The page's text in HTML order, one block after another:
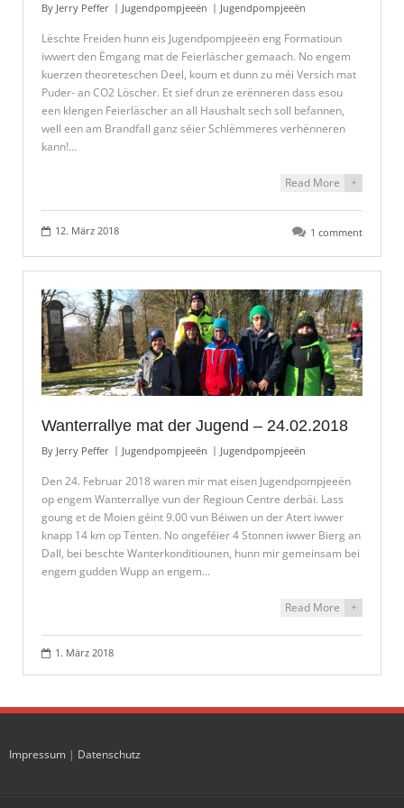
By Jerry Peffer Jugendpompjeeën Jugendpompjeeën
Lëschte Freiden hunn eis Jugendpompjeeën eng Formatioun
iwwert den Ëmgang mat de Feierläscher gemaach. No engem
kuerzen theoreteschen Deel, koum et dunn zu méi Versich mat
Puder- an CO2 Löscher. Et sief drun ze erënneren dass esou
een klengen Feierläscher an all Haushalt sech soll befannen,
well een am Brandfall ganz séier Schlëmmeres verhënneren
kann!…
Read More +
12. März 2018 1 comment
Wanterrallye mat der Jugend – 24.02.2018
By Jerry Peffer Jugendpompjeeën Jugendpompjeeën
Den 24. Februar 2018 waren mir mat eisen Jugendpompjeeën
op engem Wanterrallye vun der Regioun Centre derbäi. Lass
goung et de Moien géint 9.00 vun Béiwen un der Atert iwwer
knapp 14 km op Tënten. No ongeféier 4 Stonnen iwwer Bierg an
Dall, bei beschte Wanterkonditiounen, hunn mir gemeinsam bei
engem gudden Wupp an engem…
Read More +
1. März 2018
Impressum | Datenschutz